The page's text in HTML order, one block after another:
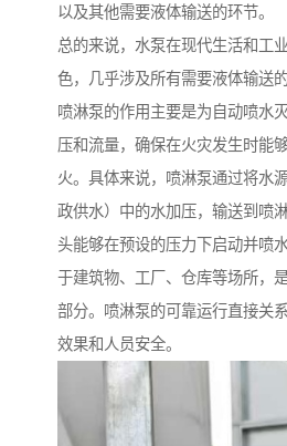
以及其他需要液体输送的环节。
总的来说，水泵在现代生活和工
色，几乎涉及所有需要液体输送的
喷淋泵的作用主要是为自动喷水
压和流量，确保在火灾发生时能
火。具体来说，喷淋泵通过将水
政供水）中的水加压，输送到喷
头能够在预设的压力下启动并喷
于建筑物、工厂、仓库等场所，
部分。喷淋泵的可靠运行直接关
效果和人员安全。